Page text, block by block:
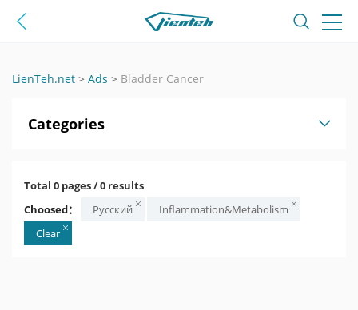
LienTeh.net > Ads > Bladder Cancer
Categories
Total 0 pages / 0 results
Choosed：
Русский
Inflammation&Metabolism
Clear